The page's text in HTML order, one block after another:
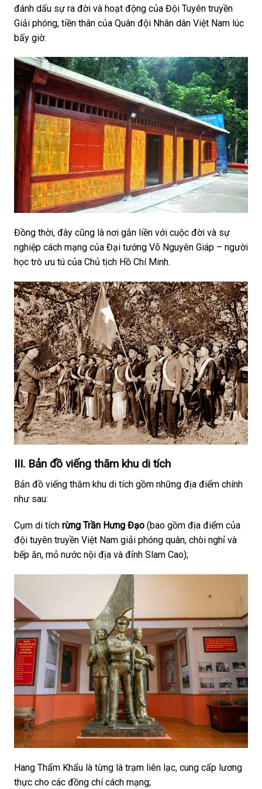
đánh dấu sự ra đời và hoạt động của Đội Tuyên truyền
Giải phóng, tiền thân của Quân đội Nhân dân Việt Nam lúc
bấy giờ.
Đồng thời, đây cũng là nơi gắn liền với cuộc đời và sự
nghiệp cách mạng của Đại tướng Võ Nguyên Giáp – người
học trò ưu tú của Chủ tịch Hồ Chí Minh.
III. Bản đồ viếng thăm khu di tích
Bản đồ viếng thăm khu di tích gồm những địa điểm chính
như sau:
Cụm di tích rừng Trần Hưng Đạo (bao gồm địa điểm của
đội tuyên truyền Việt Nam giải phóng quân, chòi nghỉ và
bếp ăn, mỏ nước nội địa và đỉnh Slam Cao);
Hang Thẩm Khẩu là từng là trạm liên lạc, cung cấp lương
thực cho các đồng chí cách mạng;